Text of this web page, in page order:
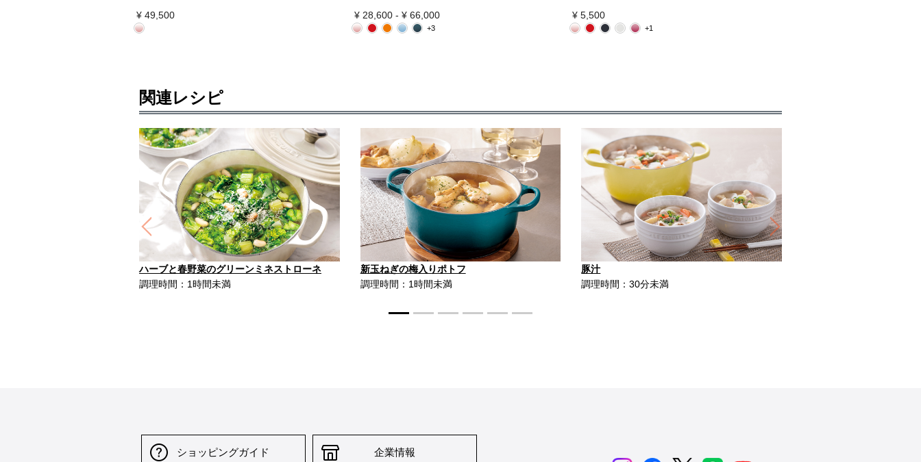
¥ 49,500 ¥ 28,600 - ¥ 66,000
+3
¥ 5,500
+1
関連レシピ
ハーブと春野菜のグリーンミネストローネ
調理時間：1時間未満
新玉ねぎの梅入りポトフ
調理時間：1時間未満
豚汁
調理時間：30分未満
Previous
ショッピングガイド 企業情報